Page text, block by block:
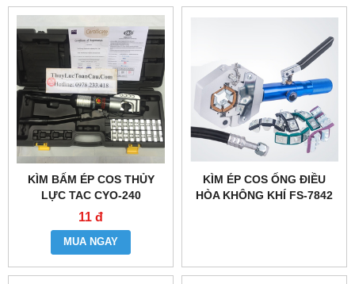
KÌM BẤM ÉP COS THỦY
LỰC TAC CYO-240
11 đ
MUA NGAY
KÌM ÉP COS ỐNG ĐIỀU
HÒA KHÔNG KHÍ FS-7842